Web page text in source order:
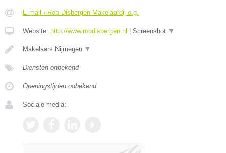
E-mail › Rob Disbergen Makelaardij o.g.
Website: http://www.robdisbergen.nl Screenshot ▼
Makelaars Nijmegen ▼
Diensten onbekend
Openingstijden onbekend
Sociale media: